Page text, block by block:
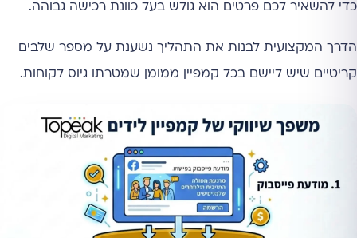
כדי להשאיר לכם פרטים הוא גולש בעל כוונת רכישה גבוהה.
הדרך המקצועית לבנות את התהליך נשענת על מספר שלבים
קריטיים שיש ליישם בכל קמפיין ממומן שמטרתו גיוס לקוחות.